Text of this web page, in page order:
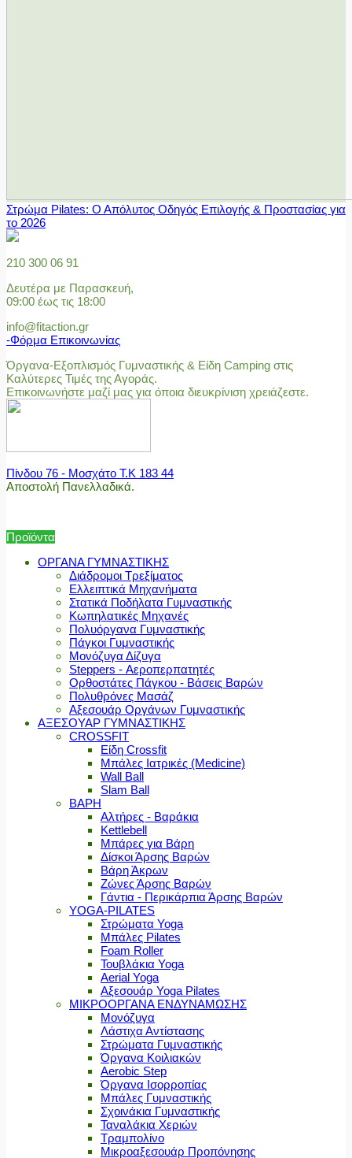
Στρώμα Pilates: Ο Απόλυτος Οδηγός Επιλογής & Προστασίας για
το 2026
210 300 06 91
Δευτέρα με Παρασκευή,
09:00 έως τις 18:00
info@fitaction.gr
-Φόρμα Επικοινωνίας
Όργανα-Εξοπλισμός Γυμναστικής & Είδη Camping στις
Καλύτερες Τιμές της Αγοράς.
Επικοινωνήστε μαζί μας για όποια διευκρίνιση χρειάζεστε.
Πίνδου 76 - Μοσχάτο Τ.Κ 183 44
Αποστολή Πανελλαδικά.
Προϊόντα
ΟΡΓΑΝΑ ΓΥΜΝΑΣΤΙΚΗΣ
Διάδρομοι Τρεξίματος
Ελλειπτικά Μηχανήματα
Στατικά Ποδήλατα Γυμναστικής
Κωπηλατικές Μηχανές
Πολυόργανα Γυμναστικής
Πάγκοι Γυμναστικής
Μονόζυγα Δίζυγα
Steppers - Αεροπερπατητές
Ορθοστάτες Πάγκου - Βάσεις Βαρών
Πολυθρόνες Μασάζ
Αξεσουάρ Οργάνων Γυμναστικής
ΑΞΕΣΟΥΑΡ ΓΥΜΝΑΣΤΙΚΗΣ
CROSSFIT
Είδη Crossfit
Μπάλες Ιατρικές (Medicine)
Wall Ball
Slam Ball
ΒΑΡΗ
Αλτήρες - Βαράκια
Kettlebell
Μπάρες για Βάρη
Δίσκοι Άρσης Βαρών
Βάρη Άκρων
Ζώνες Άρσης Βαρών
Γάντια - Περικάρπια Άρσης Βαρών
YOGA-PILATES
Στρώματα Yoga
Μπάλες Pilates
Foam Roller
Τουβλάκια Yoga
Aerial Yoga
Αξεσουάρ Yoga Pilates
ΜΙΚΡΟΟΡΓΑΝΑ ΕΝΔΥΝΑΜΩΣΗΣ
Μονόζυγα
Λάστιχα Αντίστασης
Στρώματα Γυμναστικής
Όργανα Κοιλιακών
Aerobic Step
Όργανα Ισορροπίας
Μπάλες Γυμναστικής
Σχοινάκια Γυμναστικής
Ταναλάκια Χεριών
Τραμπολίνο
Μικροαξεσουάρ Προπόνησης